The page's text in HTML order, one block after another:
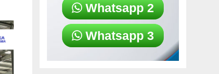
Whatsapp 2
Whatsapp 3